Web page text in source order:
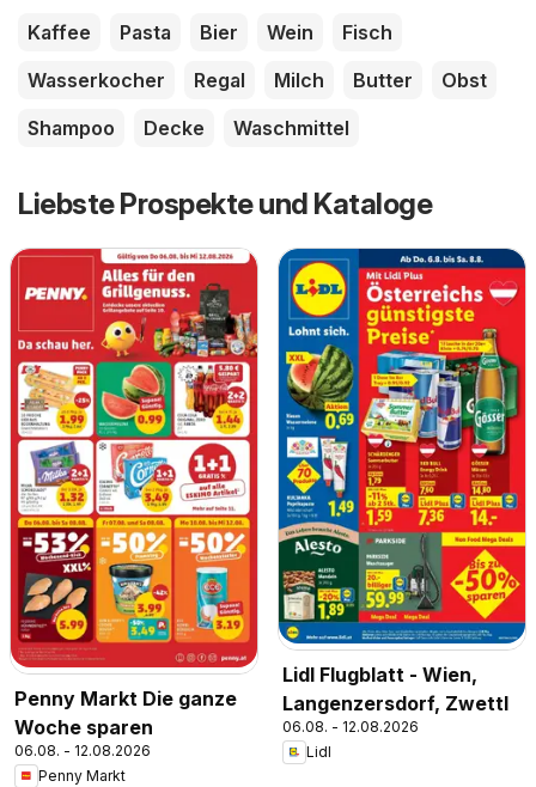
Kaffee Pasta Bier Wein
Fisch
Wasserkocher
Regal Milch Butter
Obst
Shampoo
Decke Waschmittel
Liebste Prospekte und Kataloge
Penny Markt Die ganze
Woche sparen
06.08. - 12.08.2026
Penny Markt
Lidl Flugblatt - Wien,
Langenzersdorf, Zwettl
06.08. - 12.08.2026
Lidl